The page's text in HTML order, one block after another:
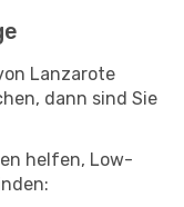
Lanzarote
dann sind Sie
helfen, Low-